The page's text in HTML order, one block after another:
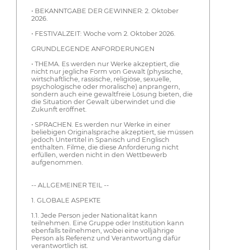
• BEKANNTGABE DER GEWINNER: 2. Oktober
2026.
• FESTIVALZEIT: Woche vom 2. Oktober 2026.
GRUNDLEGENDE ANFORDERUNGEN
• THEMA. Es werden nur Werke akzeptiert, die
nicht nur jegliche Form von Gewalt (physische,
wirtschaftliche, rassische, religiöse, sexuelle,
psychologische oder moralische) anprangern,
sondern auch eine gewaltfreie Lösung bieten, die
die Situation der Gewalt überwindet und die
Zukunft eröffnet.
• SPRACHEN. Es werden nur Werke in einer
beliebigen Originalsprache akzeptiert, sie müssen
jedoch Untertitel in Spanisch und Englisch
enthalten. Filme, die diese Anforderung nicht
erfüllen, werden nicht in den Wettbewerb
aufgenommen.
-- ALLGEMEINER TEIL --
1. GLOBALE ASPEKTE
1.1. Jede Person jeder Nationalität kann
teilnehmen. Eine Gruppe oder Institution kann
ebenfalls teilnehmen, wobei eine volljährige
Person als Referenz und Verantwortung dafür
verantwortlich ist.